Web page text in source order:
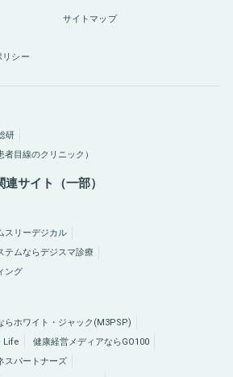
サイトマップ
リシー
研
目線のクリニック）
サイト（一部）
スリーデジカル
テムならデジスマ診療
ング
らホワイト・ジャック(M3PSP)
Life
健康経営メディアならGO100
スパートナーズ